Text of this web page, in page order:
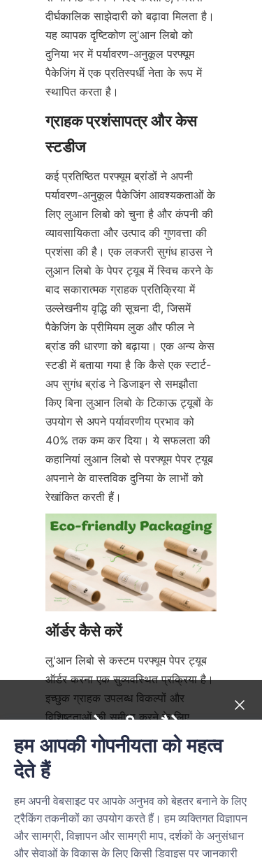
दीर्घकालिक साझेदारी को बढ़ावा मिलता है।
यह व्यापक दृष्टिकोण लु'आन लिबो को
दुनिया भर में पर्यावरण-अनुकूल परफ्यूम
पैकेजिंग में एक प्रतिस्पर्धी नेता के रूप में
स्थापित करता है।
ग्राहक प्रशंसापत्र और केस
कई प्रतिष्ठित परफ्यूम ब्रांडों ने अपनी
पर्यावरण-अनुकूल पैकेजिंग आवश्यकताओं के
लिए लुआन लिबो को चुना है और कंपनी की
व्यावसायिकता और उत्पाद की गुणवत्ता की
प्रशंसा की है। एक लक्जरी सुगंध हाउस ने
लुआन लिबो के पेपर ट्यूब में स्विच करने के
बाद सकारात्मक ग्राहक प्रतिक्रिया में
उल्लेखनीय वृद्धि की सूचना दी, जिसमें
पैकेजिंग के प्रीमियम लुक और फील ने
ब्रांड की धारणा को बढ़ाया। एक अन्य केस
स्टडी में बताया गया है कि कैसे एक स्टार्ट-
अप सुगंध ब्रांड ने डिजाइन से समझौता
किए बिना लुआन लिबो के टिकाऊ ट्यूबों के
उपयोग से अपने पर्यावरणीय प्रभाव को
40% तक कम कर दिया। ये सफलता की
कहानियां लुआन लिबो से परफ्यूम पेपर ट्यूब
अपनाने के वास्तविक दुनिया के लाभों को
रेखांकित करती हैं।
लु'आन लिबो से कस्टम परफ्यूम पेपर ट्यूब
ऑर्डर करना एक सुव्यवस्थित प्रक्रिया है।
इच्छुक ग्राहक उपलब्ध विकल्पों और
विशिष्टताओं की समीक्षा करने के लिए
आधिकारिक वेबसाइट पर 'उत्पाद'
(Products) पृष्ठ पर जाकर शुरुआत कर
सकते हैं। इसके बाद, लु'आन लिबो की
बिक्री टीम के साथ परामर्श ब्रांड की
आवश्यकताओं के अनुसार डिजाइन और
सामग्री विकल्पों को परिष्कृत करने में मदद
करता है। एक बार डिजाइन अंतिम रूप ले
नए उत्पाद, बेहतरीन सौदे।
Submit now
Name
हम आपकी गोपनीयता को महत्व
देते हैं
हम अपनी वेबसाइट पर आपके अनुभव को बेहतर बनाने के लिए
ट्रैकिंग तकनीकों का उपयोग करते हैं। हम व्यक्तिगत विज्ञापन
और सामग्री, विज्ञापन और सामग्री माप, दर्शकों के अनुसंधान
और सेवाओं के विकास के लिए किसी डिवाइस पर जानकारी